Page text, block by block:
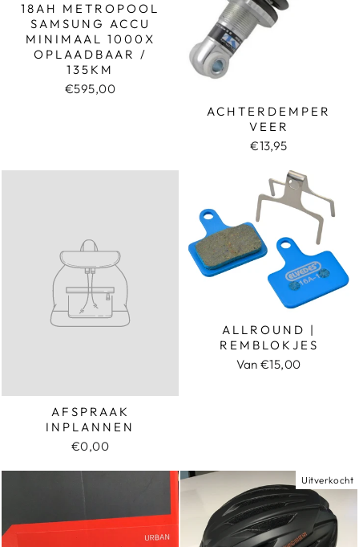
18AH METROPOOL
SAMSUNG ACCU
MINIMAAL 1000X
OPLAADBAAR /
135KM
€595,00
ACHTERDEMPER
VEER
€13,95
AFSPRAAK
INPLANNEN
€0,00
ALLROUND |
REMBLOKJES
Van €15,00
Uitverkocht